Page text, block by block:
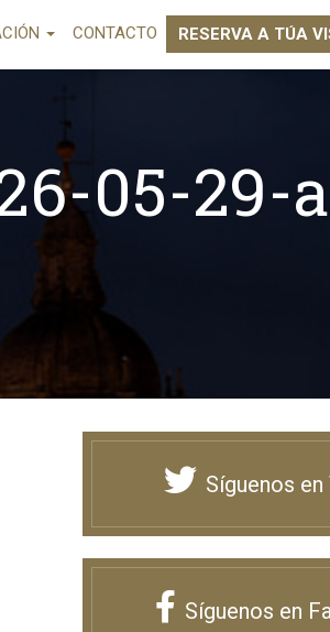
CONTACTO RESERVA A TÚA
05-29-
Síguenos
Síguenos en